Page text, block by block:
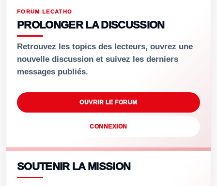
FORUM LECATHO
PROLONGER LA DISCUSSION
Retrouvez les topics des lecteurs, ouvrez une
nouvelle discussion et suivez les derniers
messages publiés.
OUVRIR LE FORUM
CONNEXION
SOUTENIR LA MISSION